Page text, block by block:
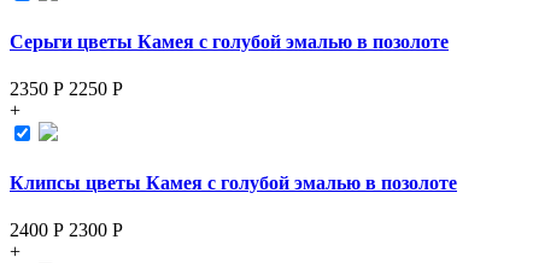
Серьги цветы Камея с голубой эмалью в позолоте
2350 Р 2250 Р
+
Клипсы цветы Камея с голубой эмалью в позолоте
2400 Р 2300 Р
+